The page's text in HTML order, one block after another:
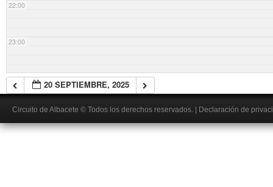
22:00
23:00
20 SEPTIEMBRE, 2025
Circuito de Albacete © Todos los derechos reservados. Declaración de